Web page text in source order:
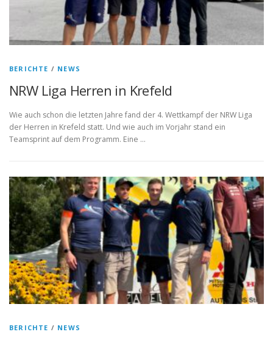
BERICHTE / NEWS
NRW Liga Herren in Krefeld
Wie auch schon die letzten Jahre fand der 4. Wettkampf der NRW Liga
der Herren in Krefeld statt. Und wie auch im Vorjahr stand ein
Teamsprint auf dem Programm. Eine …
BERICHTE / NEWS